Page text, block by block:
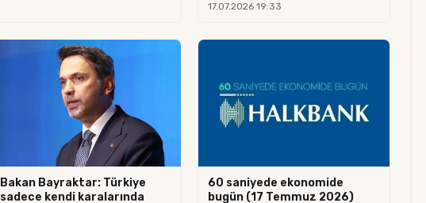
17.07.2026 19:33
Bakan Bayraktar: Türkiye
sadece kendi karalarında
60 saniyede ekonomide
bugün (17 Temmuz 2026)